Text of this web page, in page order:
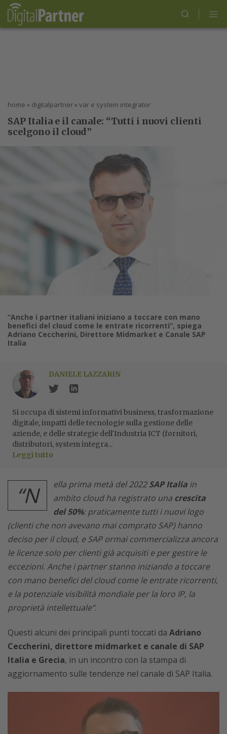
home » digitalpartner» var e system integrator
SAP Italia e il canale: “Tutti i nuovi clienti
scelgono il cloud”
“Anche i partner italiani iniziano a toccare con mano
benefici del cloud come le entrate ricorrenti”, spiega
Adriano Ceccherini, Direttore Midmarket e Canale SAP
Italia
DANIELE LAZZARIN
Si occupa di sistemi informativi business, trasformazione
digitale, impatti delle tecnologie sulla gestione delle
aziende, e delle strategie dell'Industria ICT (fornitori,
distributori, system integra...
Leggi tutto
“N ella prima metà del 2022SAP Italia in
ambito cloud ha registrato una crescita
del 50%: praticamente tutti i nuovi logo
(clienti che non avevano mai comprato SAP) hanno
deciso per il cloud, e SAP ormai commercializza ancora
le licenze solo per clienti già acquisiti e per gestire le
eccezioni. Anche i partner stanno iniziando a toccare
con mano benefici del cloud come le entrate ricorrenti,
e la potenziale visibilità mondiale per la loro IP, la
proprietà intellettuale”.
Questi alcuni dei principali punti toccati da Adriano
Ceccherini, direttore midmarket e canale di SAP
Italia e Grecia, in un incontro con la stampa di
aggiornamento sulle tendenze nel canale di SAP Italia.